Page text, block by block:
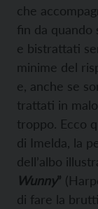
che
fin da quando
e bistrattati
minime del
e, anche se
trattati in
troppo. Ecco
di Imelda, la
dell’albo
Wunny”
di fare la